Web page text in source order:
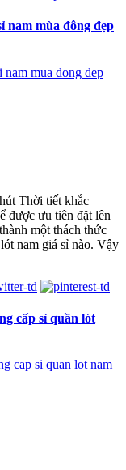
nam mùa đông đẹp
Thời tiết khắc
được ưu tiên đặt lên
một thách thức
nam giá sỉ nào. Vậy
cấp sỉ quần lót